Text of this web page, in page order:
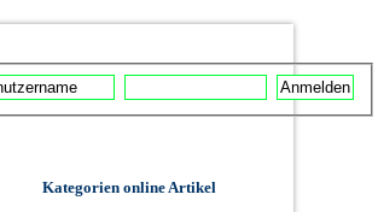
Kategorien online Artikel